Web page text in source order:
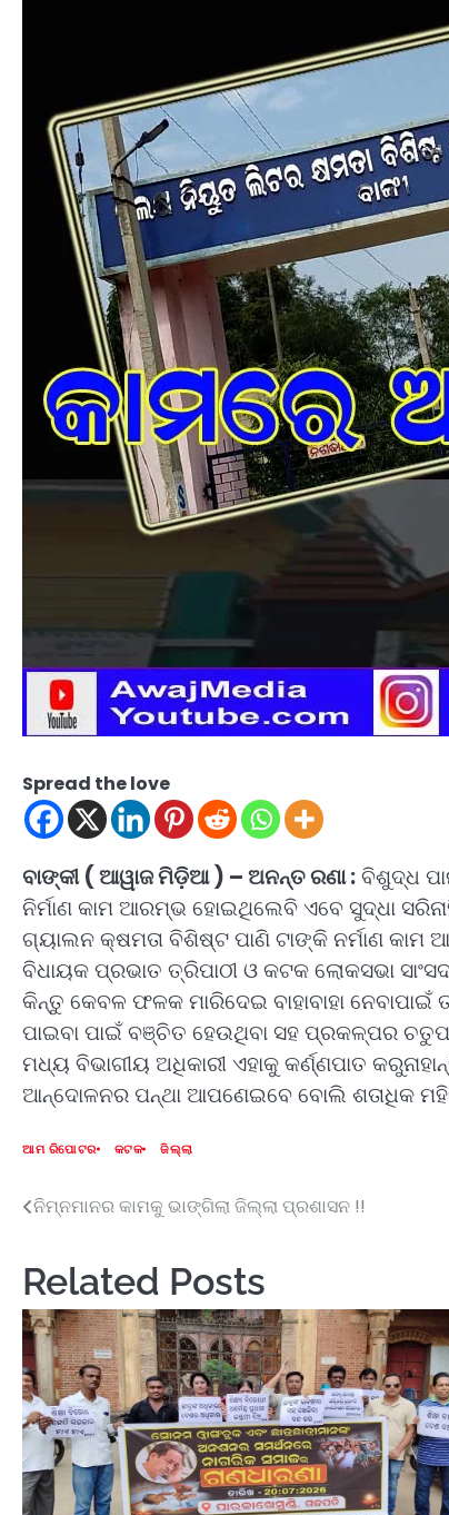
Spread the love
ବାଙ୍କୀ ( ଆୱାଜ ମିଡ଼ିଆ ) – ଅନନ୍ତ ରଣା :ବିଶୁଦ୍ଧ
ନିର୍ମାଣ କାମ ଆରମ୍ଭ ହୋଇଥିଲେବି ଏବେ ସୁଦ୍ଧା
ଗ୍ୟାଲନ କ୍ଷମତା ବିଶିଷ୍ଟ ପାଣି ଟାଙ୍କି ନର୍ମାଣ କାମ
ବିଧାୟକ ପ୍ରଭାତ ତ୍ରିପାଠୀ ଓ କଟକ ଲୋକସଭା
କିନ୍ତୁ କେବଳ ଫଳକ ମାରିଦେଇ ବାହାବାହା
ପାଇବା ପାଇଁ ବଞ୍ଚିତ ହେଉଥିବା ସହ ପ୍ରକଳ୍ପର
ମଧ୍ୟ ବିଭାଗୀୟ ଅଧିକାରୀ ଏହାକୁ କର୍ଣ୍ଣପାତ
ଆନ୍ଦୋଳନର ପନ୍ଥା ଆପଣେଇବେ ବୋଲି ଶତାଧିକ
ଆମ ରିପୋଟର କଟକ ଜିଲ୍ଲା
Post
ନିମ୍ନମାନର କାମକୁ ଭାଙ୍ଗିଲା ଜିଲ୍ଲା ପ୍ରଶାସନ !!
Related Posts